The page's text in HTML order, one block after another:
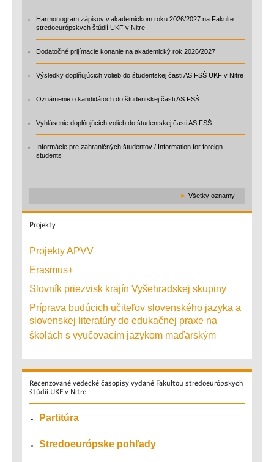
Harmonogram zápisov v akademickom roku 2026/2027 na Fakulte
stredoeurópskych štúdií UKF v Nitre
Dodatočné prijímacie konanie na akademický rok 2026/2027
Výsledky doplňujúcich volieb do študentskej časti AS FSŠ UKF v Nitre
Oznámenie o kandidátoch do študentskej časti AS FSŠ
Vyhlásenie doplňujúcich volieb do študentskej časti AS FSŠ
Informácie pre zahraničných študentov / Information for foreign
students
► Všetky oznamy
Projekty
Projekty APVV
Erasmus+
Slovník priezvisk krajín Vyšehradskej skupiny
Príprava budúcich učiteľov slovenského jazyka a
slovenskej literatúry do edukačnej praxe na
školách s vyučovacím jazykom maďarským
Recenzované vedecké časopisy vydané Fakultou stredoeurópskych
štúdií UKF v Nitre
Partitúra
Stredoeurópske pohľady